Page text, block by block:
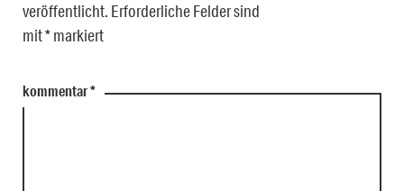
veröffentlicht. Erforderliche Felder sind
mit*markiert
kommentar*